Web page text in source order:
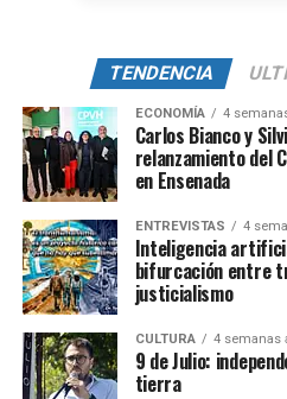
TENDENCIA
ECONOMÍA 4
Carlos Bianco y
relanzamiento del
en Ensenada
ENTREVISTAS 4
Inteligencia
bifurcación entre
justicialismo
CULTURA 4 semanas
9 de Julio:
tierra